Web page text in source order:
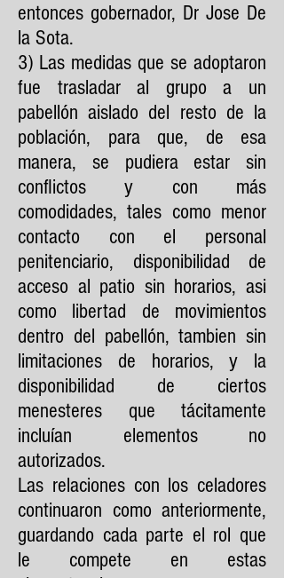
entonces gobernador, Dr Jose De
la Sota.
3) Las medidas que se adoptaron
fue trasladar al grupo a un
pabellón aislado del resto de la
población, para que, de esa
manera, se pudiera estar sin
conflictos y con más
comodidades, tales como menor
contacto con el personal
penitenciario, disponibilidad de
acceso al patio sin horarios, asi
como libertad de movimientos
dentro del pabellón, tambien sin
limitaciones de horarios, y la
disponibilidad de ciertos
menesteres que tácitamente
incluían elementos no
autorizados.
Las relaciones con los celadores
continuaron como anteriormente,
guardando cada parte el rol que
le compete en estas